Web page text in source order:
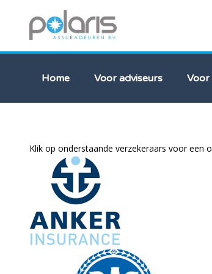
Home Voor adviseurs Voor
Klik op onderstaande verzekeraars voor een